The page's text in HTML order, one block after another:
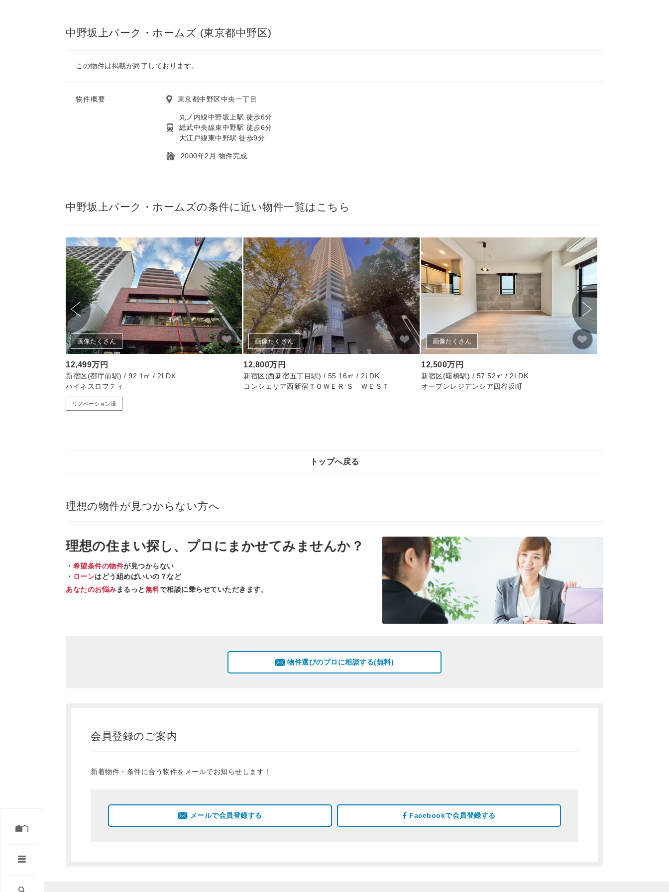
中野坂上パーク・ホームズ (東京都中野区)
この物件は掲載が終了しております。
物件概要 東京都中野区中央一丁目
丸ノ内線中野坂上駅 徒歩6分
総武中央線東中野駅 徒歩6分
大江戸線東中野駅 徒歩9分
2000年2月 物件完成
中野坂上パーク・ホームズの条件に近い物件一覧はこちら
画像たくさん
12,499万円
新宿区(都庁前駅) / 92.1㎡ / 2LDK
ハイネスロフティ
リノベーション済
画像たくさん
12,800万円
新宿区(西新宿五丁目駅) / 55.16㎡ / 2LDK
コンシェリア西新宿ＴＯＷＥＲ’Ｓ ＷＥＳＴ
画像たくさん
12,500万円
新宿区(曙橋駅) / 57.52㎡ / 2LDK
オープンレジデンシア四谷坂町
トップへ戻る
理想の物件が見つからない方へ
理想の住まい探し、 プロ にまかせてみませんか？
・ 希望条件の物件が見つからない
・ ローンはどう組めばいいの？など
あなたのお悩み まるっと無料で相談に乗らせていただきます。
物件選びのプロに相談する(無料)
会員登録のご案内
新着物件・条件に合う物件をメールでお知らせします！
メールで会員登録する Facebookで会員登録する